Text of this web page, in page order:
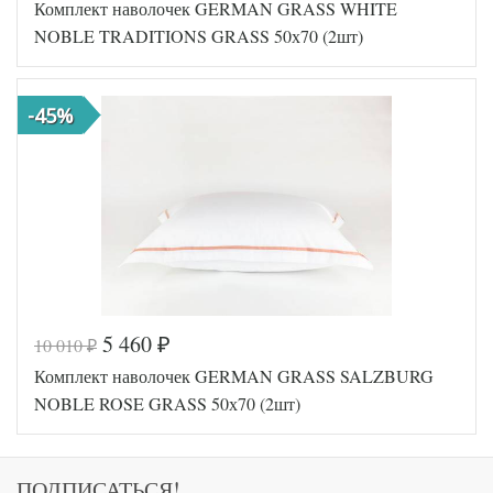
Артикул
GG-12707
0
Размер
наволочек
70х70
Производитель
561-675
GG-55070
German
(Австрия)
Комплект наволочек GERMAN GRASS WHITE
NOBLE TRADITIONS GRASS 50х70 (2шт)
-45%
10 010₽ 5 460 ₽
Комплект наволочек GERMAN GRASS SALZBURG
NOBLE ROSE GRASS 50х70 (2шт)